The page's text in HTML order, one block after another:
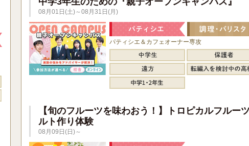
08月01日(土)～08月31日(月)
パティシエ＆カフェオーナー専攻
【旬のフルーツを味わおう！】トロピカルフルー
ルト作り体験
08月09日(日)～